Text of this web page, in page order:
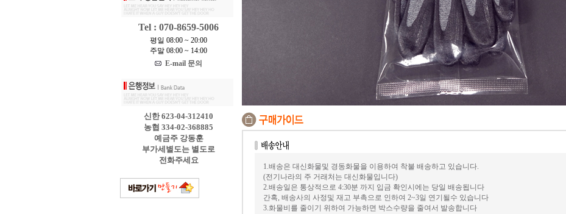
Tel : 070-8659-5006
평일 08:00 ~ 20:00
주말 08:00 ~ 14:00
E-mail 문의
신한 623-04-312410
농협 334-02-368885
예금주 강동훈
부가세별도는 별도로
전화주세요
1.배송은 대신화물및 경동화물을 이용하여 착불 배송하고 있습니다.
(전기나라의 주 거래처는 대신화물입니다)
2.배송일은 통상적으로 4:30분 까지 입금 확인시에는 당일 배송됩니다
간혹, 배송사의 사정및 재고 부촉으로 인하여 2~3일 연기될수 있습니다
3.화물비를 줄이기 위하여 가능하면 박스수량을 줄여서 발송합니다